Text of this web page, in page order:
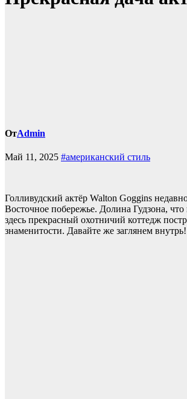
ОтAdmin
Май 11, 2025 #американский стиль
Голливудский актёр Walton Goggins
Восточное побережье. Долина Гудзона,
здесь прекрасный охотничий коттедж
знаменитости. Давайте же заглянем внутрь!